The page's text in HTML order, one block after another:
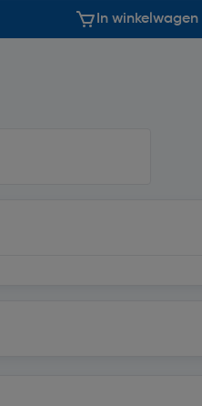
In winkelwagen